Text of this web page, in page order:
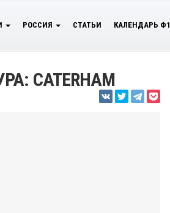
РОССИЯ СТАТЬИ КАЛЕНДАРЬ Ф1
CATERHAM